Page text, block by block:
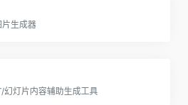
生成器
幻灯片内容辅助生成工具